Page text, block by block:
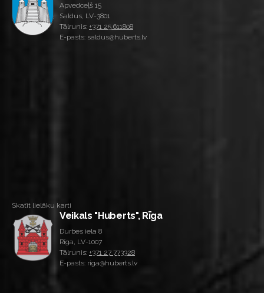
Apvedceļš 15
Saldus, LV-3801
Tālrunis: +371 25 611808
E-pasts: saldus@huberts.lv
Skatīt lielāku karti
Veikals "Huberts", Rīga
Durbes iela 8
Rīga, LV-1007
Tālrunis: +371 27 773328
E-pasts: riga@huberts.lv